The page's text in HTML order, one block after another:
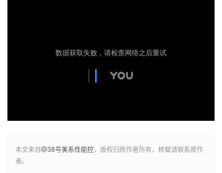
本文来自@38号美系性能控，版权归原作者所有，转载请联系原作
者。